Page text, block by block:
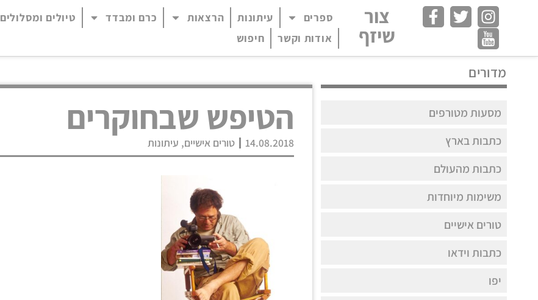
צור
שיזף
פתח תפריט במצב נגיש (התפריט יפתח בחלונית פופ-אפ)
ספרים עיתונות הרצאות כרם ומבדד טיולים ומסלולים
אודות וקשר
חיפוש
מדורים
מסעות מטורפים
כתבות בארץ
כתבות מהעולם
משימות מיוחדות
טורים אישיים
כתבות וידאו
יפו
הטיפש שבחוקרים
14.08.2018 טורים אישיים, עיתונות